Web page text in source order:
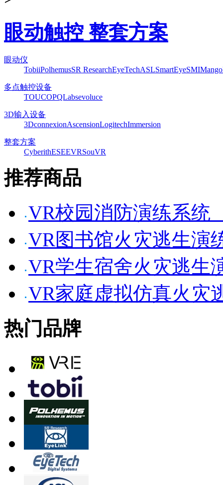
眼动触控 整套方案
眼动仪
TobiiPolhemusSR ResearchEyeTechASLSmartEyeSMI
多点触控设备
TOUCOPQLabsevoluce
3D输入设备
3DconnexionAscensionLogitechImmersion
整套方案
CyberithESEEVRSouVR
推荐商品
VR校园消防演练系统
VR图书馆火灾逃生演
VR学生宿舍火灾逃生
VR家庭虚拟仿真火灾
热门品牌